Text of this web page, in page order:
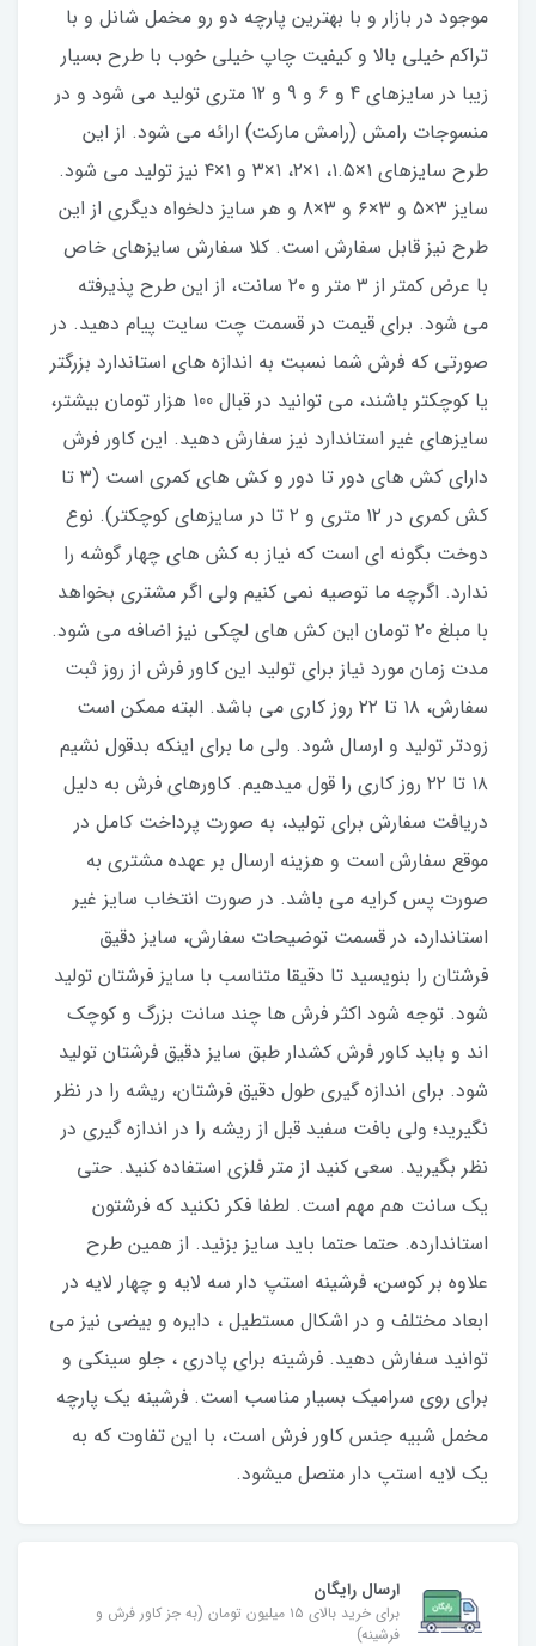
موجود در بازار و با بهترین پارچه دو رو مخمل شانل و با
تراکم خیلی بالا و کیفیت چاپ خیلی خوب با طرح بسیار
زیبا در سایزهای 4 و 6 و 9 و 12 متری تولید می شود و در
منسوجات رامش (رامش مارکت) ارائه می شود. از این
طرح سایزهای ۱×۱.۵، ۱×۲، ۱×۳ و ۱×۴ نیز تولید می شود.
سایز ۳×۵ و ۳×۶ و ۳×۸ و هر سایز دلخواه دیگری از این
طرح نیز قابل سفارش است. کلا سفارش سایزهای خاص
با عرض کمتر از ۳ متر و ۲۰ سانت، از این طرح پذیرفته
می شود. برای قیمت در قسمت چت سایت پیام دهید. در
صورتی که فرش شما نسبت به اندازه های استاندارد بزرگتر
یا کوچکتر باشند، می توانید در قبال 100 هزار تومان بیشتر،
سایزهای غیر استاندارد نیز سفارش دهید. این کاور فرش
دارای کش های دور تا دور و کش های کمری است (۳ تا
کش کمری در ۱۲ متری و ۲ تا در سایزهای کوچکتر). نوع
دوخت بگونه ای است که نیاز به کش های چهار گوشه را
ندارد. اگرچه ما توصیه نمی کنیم ولی اگر مشتری بخواهد
با مبلغ ۲۰ تومان این کش های لچکی نیز اضافه می شود.
مدت زمان مورد نیاز برای تولید این کاور فرش از روز ثبت
سفارش، ۱۸ تا ۲۲ روز کاری می باشد. البته ممکن است
زودتر تولید و ارسال شود. ولی ما برای اینکه بدقول نشیم
۱۸ تا ۲۲ روز کاری را قول میدهیم. کاورهای فرش به دلیل
دریافت سفارش برای تولید، به صورت پرداخت کامل در
موقع سفارش است و هزینه ارسال بر عهده مشتری به
صورت پس کرایه می باشد. در صورت انتخاب سایز غیر
استاندارد، در قسمت توضیحات سفارش، سایز دقیق
فرشتان را بنویسید تا دقیقا متناسب با سایز فرشتان تولید
شود. توجه شود اکثر فرش ها چند سانت بزرگ و کوچک
اند و باید کاور فرش کشدار طبق سایز دقیق فرشتان تولید
شود. برای اندازه گیری طول دقیق فرشتان، ریشه را در نظر
نگیرید؛ ولی بافت سفید قبل از ریشه را در اندازه گیری در
نظر بگیرید. سعی کنید از متر فلزی استفاده کنید. حتی
یک سانت هم مهم است. لطفا فکر نکنید که فرشتون
استاندارده. حتما حتما باید سایز بزنید. از همین طرح
علاوه بر کوسن، فرشینه استپ دار سه لایه و چهار لایه در
ابعاد مختلف و در اشکال مستطیل ، دایره و بیضی نیز می
توانید سفارش دهید. فرشینه برای پادری ، جلو سینکی و
برای روی سرامیک بسیار مناسب است. فرشینه یک پارچه
مخمل شبیه جنس کاور فرش است، با این تفاوت که به
یک لایه استپ دار متصل میشود.
ارسال رایگان
برای خرید بالای ۱۵ میلیون تومان (به جز کاور فرش و
فرشینه)